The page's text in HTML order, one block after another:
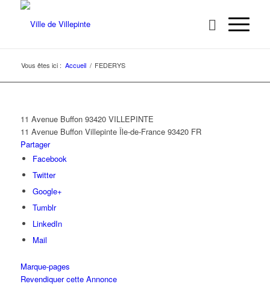
Vous êtes ici : Accueil / FEDERYS
11 Avenue Buffon 93420 VILLEPINTE
11 Avenue Buffon Villepinte Île-de-France 93420 FR
Partager
Facebook
Twitter
Google+
Tumblr
LinkedIn
Mail
Marque-pages
Revendiquer cette Annonce